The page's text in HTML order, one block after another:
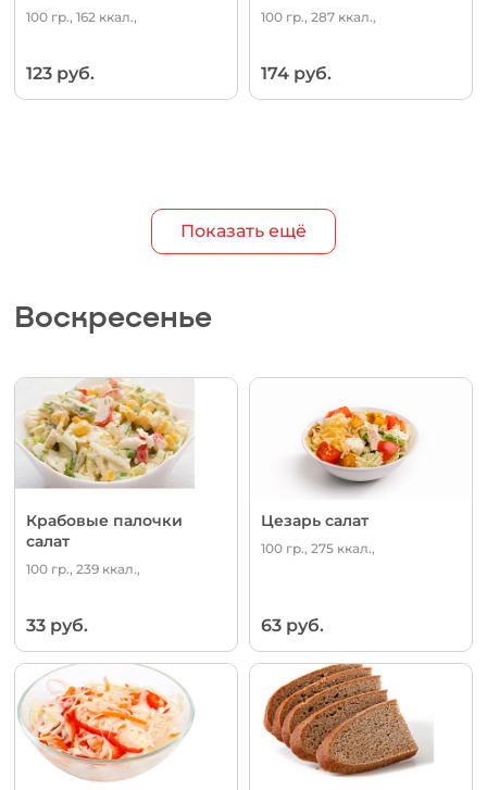
100 гр., 162 ккал.,
123 руб.
100 гр., 287 ккал.,
174 руб.
Показать ещё
Воскресенье
Крабовые палочки
салат
100 гр., 239 ккал.,
33 руб.
Цезарь салат
100 гр., 275 ккал.,
63 руб.